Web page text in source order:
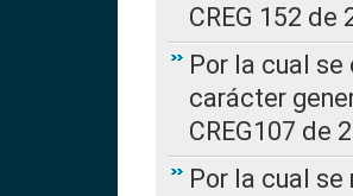
CREG 152 de
Por la cual
carácter
CREG107 de
Por la cual